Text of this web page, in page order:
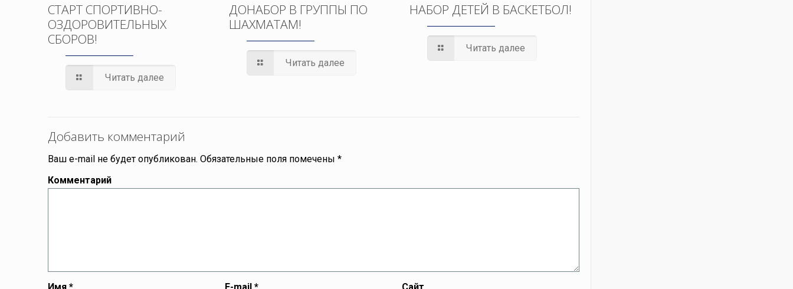
СТАРТ СПОРТИВНО-
ОЗДОРОВИТЕЛЬНЫХ
СБОРОВ!
Читать далее
ДОНАБОР В ГРУППЫ ПО
ШАХМАТАМ!
Читать далее
НАБОР ДЕТЕЙ В БАСКЕТБОЛ!
Читать далее
Добавить комментарий
Ваш e-mail не будет опубликован. Обязательные поля помечены*
Комментарий
Имя* E-mail* Сайт